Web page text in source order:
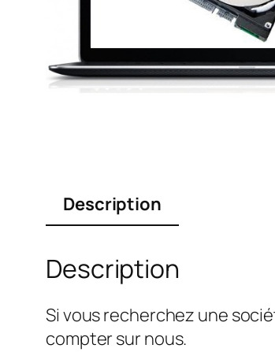
Description
Description
Si vous recherchez une
compter sur nous.